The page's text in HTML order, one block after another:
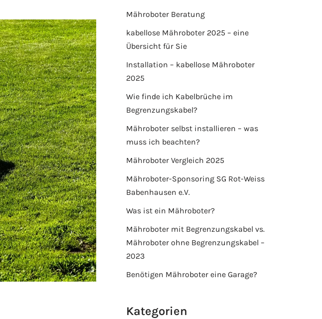
Mähroboter Beratung
kabellose Mähroboter 2025 – eine
Übersicht für Sie
Installation – kabellose Mähroboter
2025
Wie finde ich Kabelbrüche im
Begrenzungskabel?
Mähroboter selbst installieren – was
muss ich beachten?
Mähroboter Vergleich 2025
Mähroboter-Sponsoring SG Rot-Weiss
Babenhausen e.V.
Was ist ein Mähroboter?
Mähroboter mit Begrenzungskabel vs.
Mähroboter ohne Begrenzungskabel –
2023
Benötigen Mähroboter eine Garage?
Kategorien